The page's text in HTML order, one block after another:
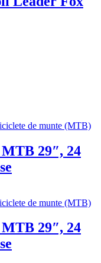
de munte (MTB)
29″, 24
de munte (MTB)
29″, 24